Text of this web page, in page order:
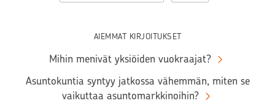
AIEMMAT KIRJOITUKSET
Mihin menivät yksiöiden vuokraajat?
Asuntokuntia syntyy jatkossa vähemmän, miten se
vaikuttaa asuntomarkkinoihin?